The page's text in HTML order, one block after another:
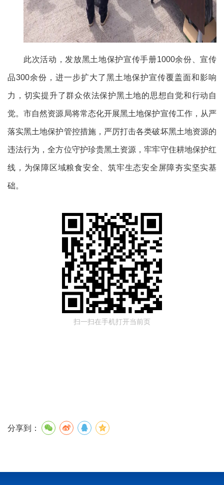
此次活动，发放黑土地保护宣传手册1000余份、宣传
品300余份，进一步扩大了黑土地保护宣传覆盖面和影响
力，切实提升了群众依法保护黑土地的思想自觉和行动自
觉。市自然资源局将常态化开展黑土地保护宣传工作，从严
落实黑土地保护管控措施，严厉打击各类破坏黑土地资源的
违法行为，全方位守护珍贵黑土资源，牢牢守住耕地保护红
线，为保障区域粮食安全、筑牢生态安全屏障夯实坚实基
础。
扫一扫在手机打开当前页
分享到：